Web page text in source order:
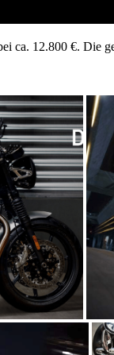
ca. 12.800 €. Die